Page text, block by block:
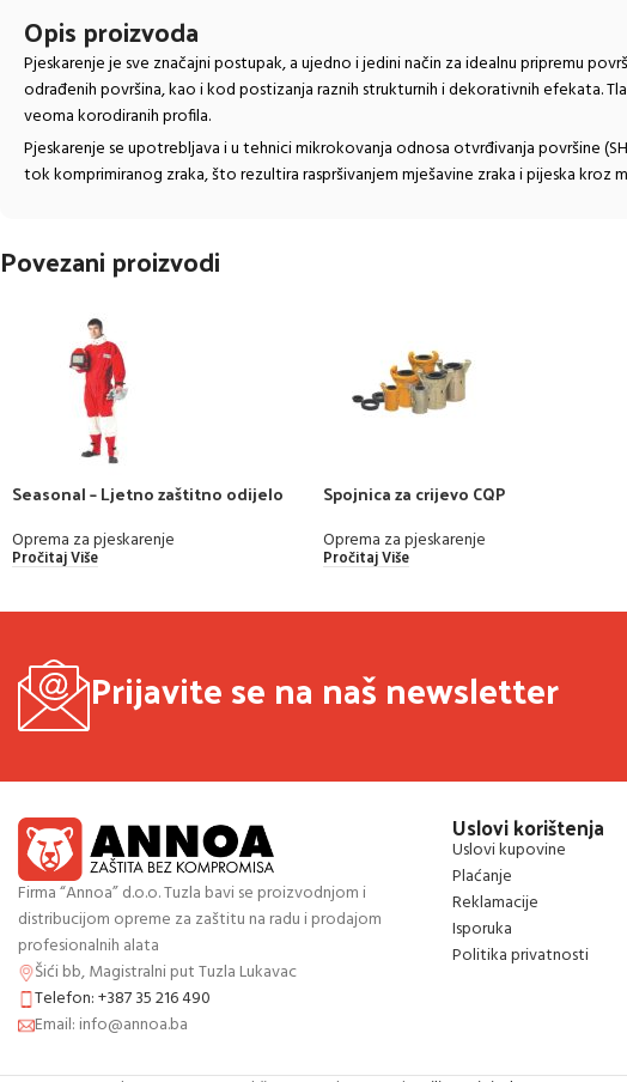
Opis proizvoda
Pjeskarenje je sve značajni postupak, a ujedno i jedini način za idealnu pripremu
odrađenih površina, kao i kod postizanja raznih strukturnih i dekorativnih efekata.
veoma korodiranih profila.
Pjeskarenje se upotrebljava i u tehnici mikrokovanja odnosa otvrđivanja površine
tok komprimiranog zraka, što rezultira raspršivanjem mješavine zraka i pijeska kroz
Povezani proizvodi
Seasonal – Ljetno zaštitno odijelo
Oprema za pjeskarenje
Pročitaj Više
Spojnica za crijevo CQP
Oprema za pjeskarenje
Pročitaj Više
Prijavite se na naš newsletter
Firma “Annoa” d.o.o. Tuzla bavi se proizvodnjom i
distribucijom opreme za zaštitu na radu i prodajom
profesionalnih alata
Šići bb, Magistralni put Tuzla Lukavac
Telefon: +387 35 216 490
Email: info@annoa.ba
Uslovi korištenja
Uslovi kupovine
Plaćanje
Reklamacije
Isporuka
Politika privatnosti